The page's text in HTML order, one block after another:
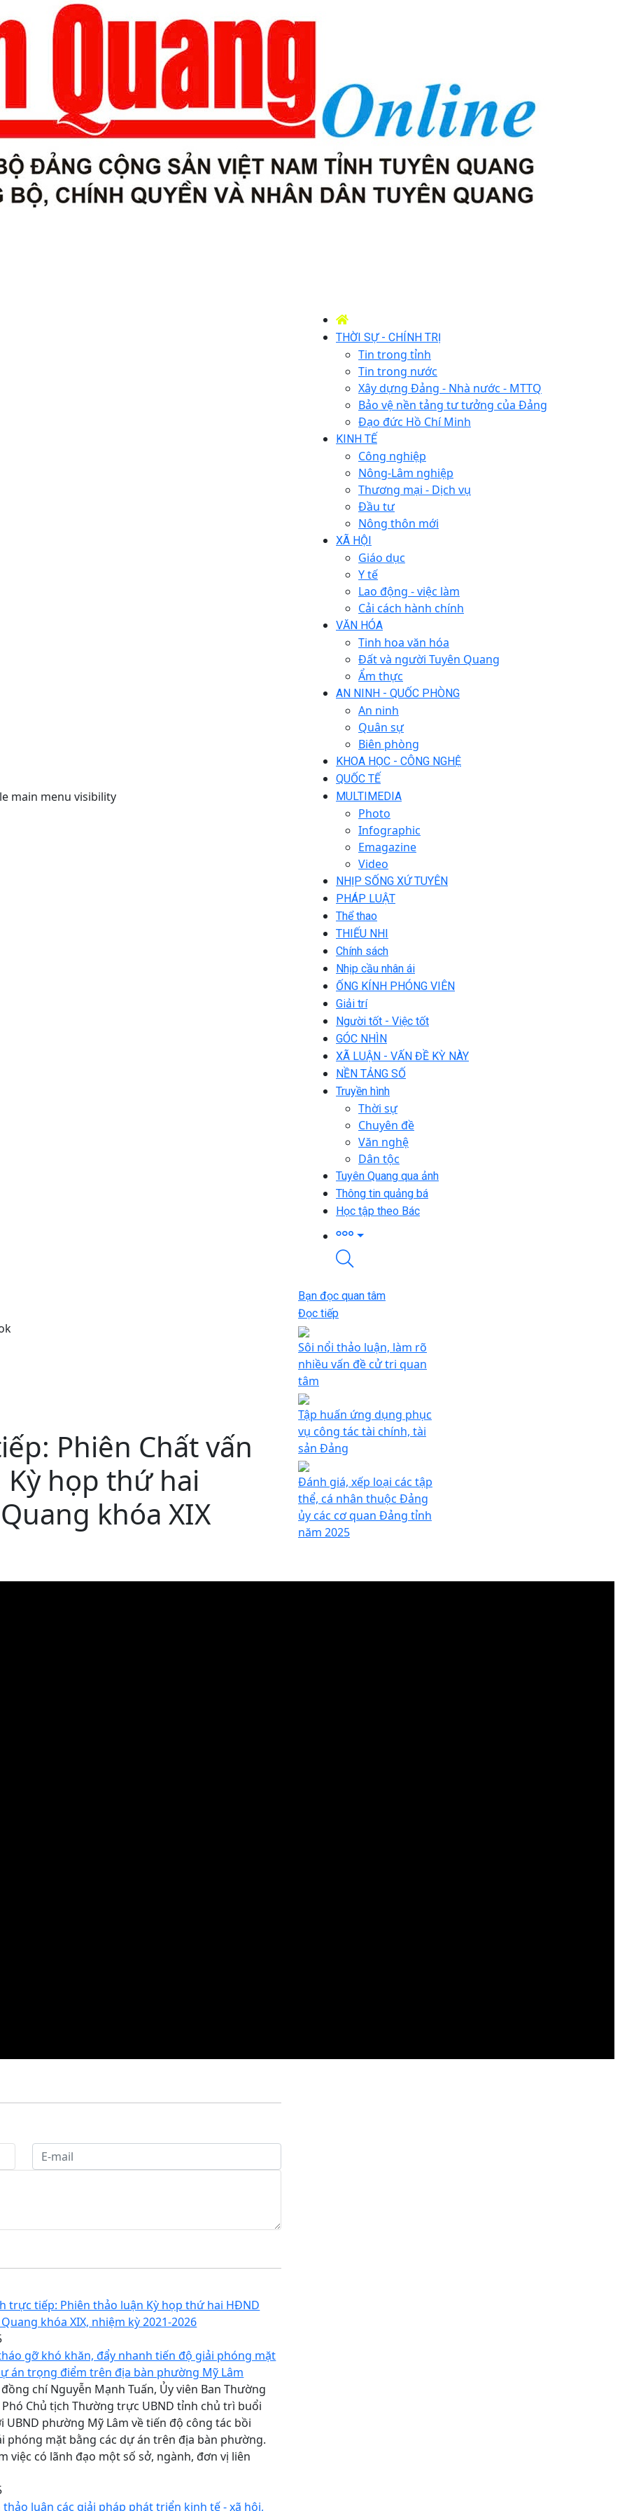
main menu visibility
THỜI SỰ - CHÍNH TRỊ
Tin trong tỉnh
Tin trong nước
Xây dựng Đảng - Nhà nước - MTTQ
Bảo vệ nền tảng tư tưởng của Đảng
Đạo đức Hồ Chí Minh
KINH TẾ
Công nghiệp
Nông-Lâm nghiệp
Thương mại - Dịch vụ
Đầu tư
Nông thôn mới
XÃ HỘI
Giáo dục
Y tế
Lao động - việc làm
Cải cách hành chính
VĂN HÓA
Tinh hoa văn hóa
Đất và người Tuyên Quang
Ẩm thực
AN NINH - QUỐC PHÒNG
An ninh
Quân sự
Biên phòng
KHOA HỌC - CÔNG NGHỆ
QUỐC TẾ
MULTIMEDIA
Photo
Infographic
Emagazine
Video
NHỊP SỐNG XỨ TUYÊN
PHÁP LUẬT
Thể thao
THIẾU NHI
Chính sách
Nhịp cầu nhân ái
ỐNG KÍNH PHÓNG VIÊN
Giải trí
Người tốt - Việc tốt
GÓC NHÌN
XÃ LUẬN - VẤN ĐỀ KỲ NÀY
NỀN TẢNG SỐ
Truyền hình
Thời sự
Chuyên đề
Văn nghệ
Dân tộc
Tuyên Quang qua ảnh
Thông tin quảng bá
Học tập theo Bác
Phiên Chất vấn
họp thứ hai
khóa XIX
trực tiếp: Phiên thảo luận Kỳ họp thứ hai HĐND
khóa XIX, nhiệm kỳ 2021-2026
gỡ khó khăn, đẩy nhanh tiến độ giải phóng mặt
án trọng điểm trên địa bàn phường Mỹ Lâm
đồng chí Nguyễn Mạnh Tuấn, Ủy viên Ban Thường
Phó Chủ tịch Thường trực UBND tỉnh chủ trì buổi
UBND phường Mỹ Lâm về tiến độ công tác bồi
phóng mặt bằng các dự án trên địa bàn phường.
việc có lãnh đạo một số sở, ngành, đơn vị liên
luận các giải pháp phát triển kinh tế - xã hội,
Bạn đọc quan tâm
Đọc tiếp
Sôi nổi thảo luận, làm rõ
nhiều vấn đề cử tri quan
tâm
Tập huấn ứng dụng phục
vụ công tác tài chính, tài
sản Đảng
Đánh giá, xếp loại các tập
thể, cá nhân thuộc Đảng
ủy các cơ quan Đảng tỉnh
năm 2025